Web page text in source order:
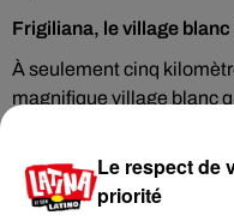
Frigiliana, le village blanc
À seulement cinq
magnifique village blanc
villages d'Andalousie et
maisons blanchies à la
dépaysement total. On y
bonheur.
Le respect de
priorité